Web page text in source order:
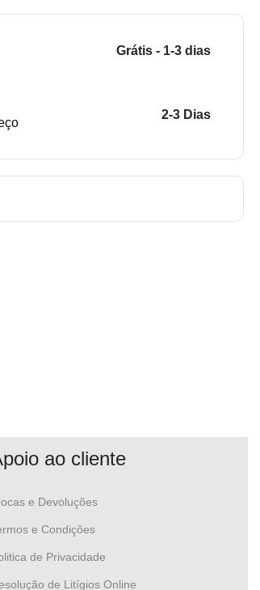
Grátis - 1-3 dias
2-3 Dias
ao cliente
e Devoluções
e Condições
de Privacidade
de Litígios Online